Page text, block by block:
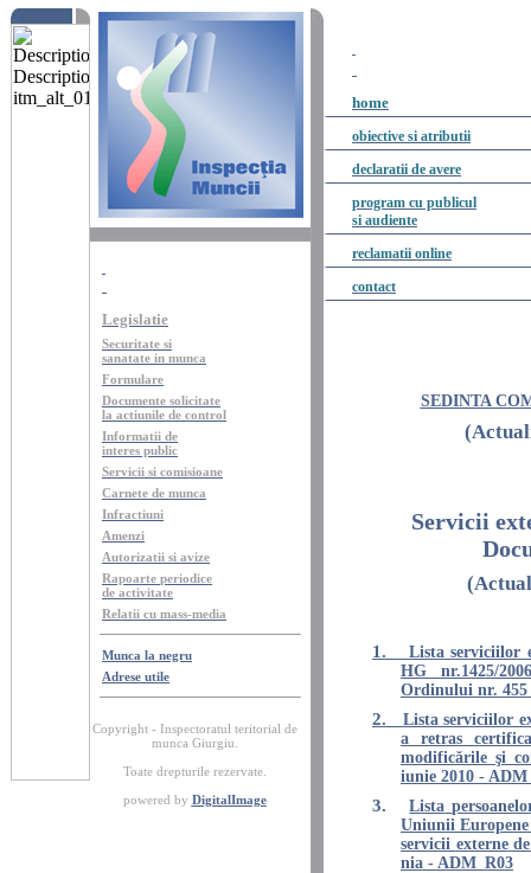
Legislatie
Securitate si
sanatate in munca
Formulare
Documente solicitate
la actiunile de control
Informatii de
interes public
Servicii si comisioane
Carnete de munca
Infractiuni
Amenzi
Autorizatii si avize
Rapoarte periodice
de activitate
Relatii cu mass-media
Munca la negru
Adrese utile
Copyright - Inspectoratul teritorial de
munca Giurgiu.
Toate drepturile rezervate.
powered by DigitalImage
home
obiective si atributii
declaratii de avere
program cu publicul
si audiente
reclamatii online
contact
SEDINTA
(
Servicii
(
1. Lista serviciilor
HG nr.1425/
Ordinului nr.
2. Lista serviciilor
a retras
modificările şi
iunie 2010 -
3. Lista
Uniunii Europene
servicii externe
nia - ADM_R03